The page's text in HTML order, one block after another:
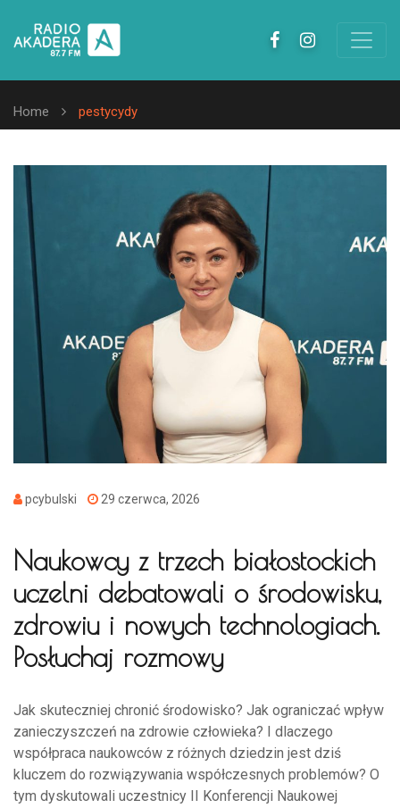
Home pestycydy
pcybulski 29 czerwca, 2026
Naukowcy z trzech białostockich
uczelni debatowali o środowisku,
zdrowiu i nowych technologiach.
Posłuchaj rozmowy
Jak skuteczniej chronić środowisko? Jak ograniczać wpływ
zanieczyszczeń na zdrowie człowieka? I dlaczego
współpraca naukowców z różnych dziedzin jest dziś
kluczem do rozwiązywania współczesnych problemów? O
tym dyskutowali uczestnicy II Konferencji Naukowej